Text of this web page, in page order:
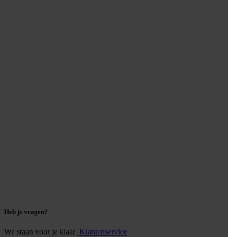
Heb je vragen?
We staan voor je klaar Klantenservice